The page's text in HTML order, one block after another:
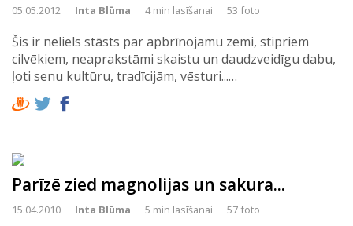
05.05.2012 Inta Blūma 4 min lasīšanai 53 foto
Šis ir neliels stāsts par apbrīnojamu zemi, stipriem
cilvēkiem, neaprakstāmi skaistu un daudzveidīgu dabu,
ļoti senu kultūru, tradīcijām, vēsturi...…
Parīzē zied magnolijas un sakura...
15.04.2010 Inta Blūma 5 min lasīšanai 57 foto